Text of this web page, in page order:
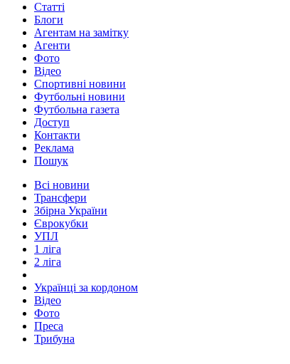
Статті
Блоги
Агентам на замітку
Агенти
Фото
Відео
Спортивні новини
Футбольні новини
Футбольна газета
Доступ
Контакти
Реклама
Пошук
Всі новини
Трансфери
Збірна України
Єврокубки
УПЛ
1 ліга
2 ліга
Українці за кордоном
Відео
Фото
Преса
Трибуна